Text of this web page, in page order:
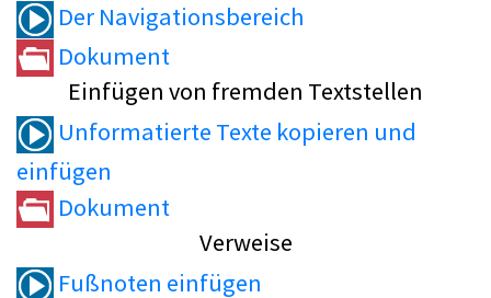
Der Navigationsbereich
Dokument
Einfügen von fremden Textstellen
Unformatierte Texte kopieren und
einfügen
Dokument
Verweise
Fußnoten einfügen